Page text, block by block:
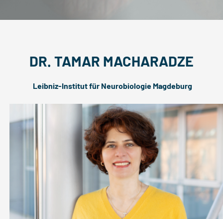
DR. TAMAR MACHARADZE
Leibniz-Institut für Neurobiologie Magdeburg